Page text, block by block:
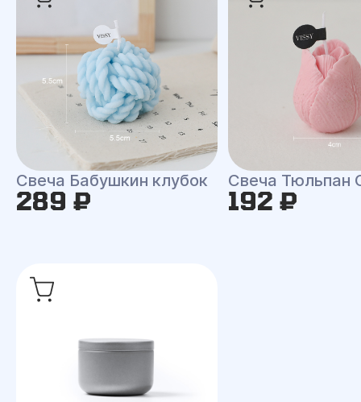
Свеча Бабушкин клубок
289 ₽
Свеча Тюльпан
192 ₽